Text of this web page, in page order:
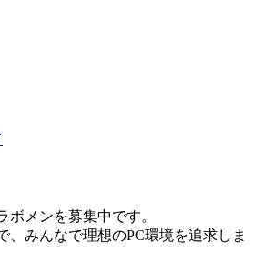
ボメンを募集中です。
、みんなで理想のPC環境を追求しま